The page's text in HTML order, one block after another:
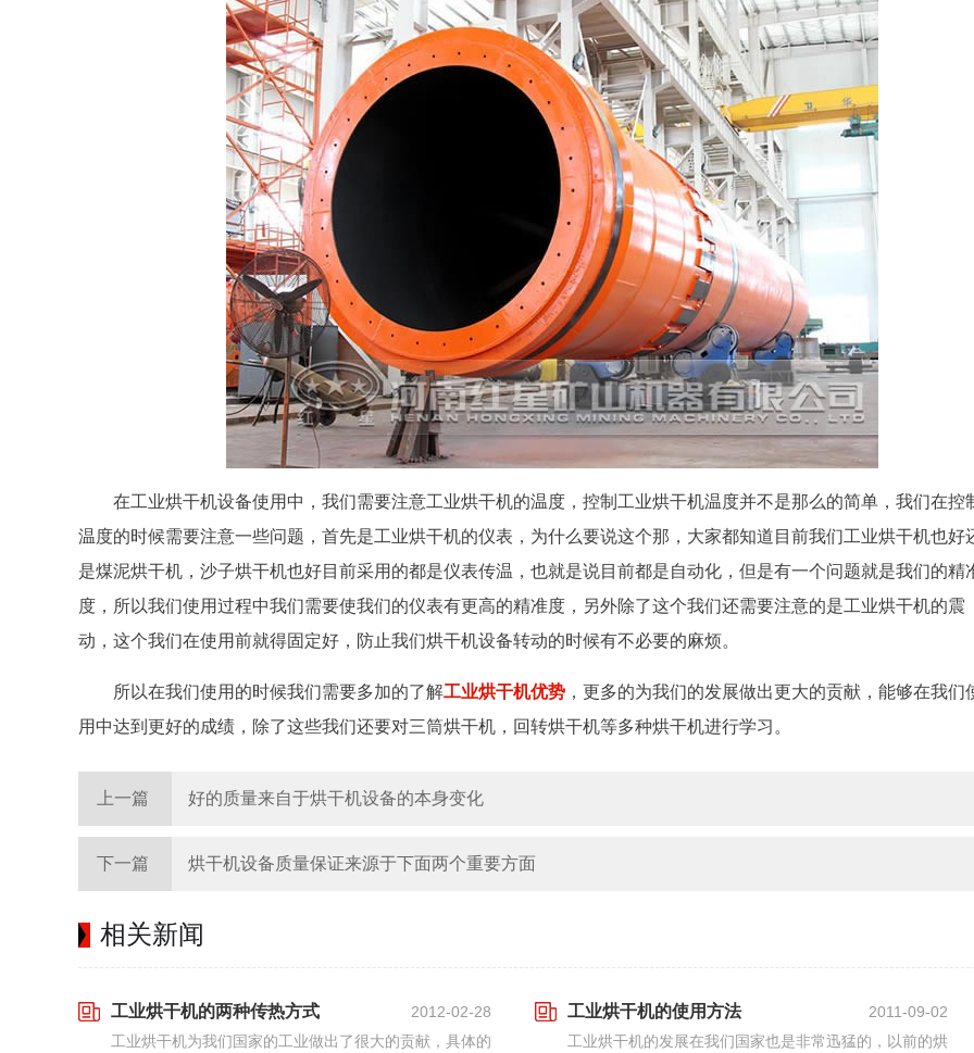
在工业烘干机设备使用中，我们需要注意工业烘干机的温度，控制工业烘干机温度并不是那么的简单，我们在控
温度的时候需要注意一些问题，首先是工业烘干机的仪表，为什么要说这个那，大家都知道目前我们工业烘干机也好
是煤泥烘干机，沙子烘干机也好目前采用的都是仪表传温，也就是说目前都是自动化，但是有一个问题就是我们的精
度，所以我们使用过程中我们需要使我们的仪表有更高的精准度，另外除了这个我们还需要注意的是工业烘干机的震
动，这个我们在使用前就得固定好，防止我们烘干机设备转动的时候有不必要的麻烦。
所以在我们使用的时候我们需要多加的了解工业烘干机优势 ，更多的为我们的发展做出更大的贡献，能够在我们
用中达到更好的成绩，除了这些我们还要对三筒烘干机，回转烘干机等多种烘干机进行学习。
上一篇 好的质量来自于烘干机设备的本身变化
下一篇 烘干机设备质量保证来源于下面两个重要方面
相关新闻
工业烘干机的两种传热方式
2012-02-28
工业烘干机为我们国家的工业做出了很大的贡献，具体的
工业烘干机的使用方法
2011-09-02
工业烘干机的发展在我们国家也是非常迅猛的，以前的烘